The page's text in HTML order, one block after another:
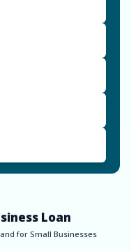
Loan
for Small Businesses